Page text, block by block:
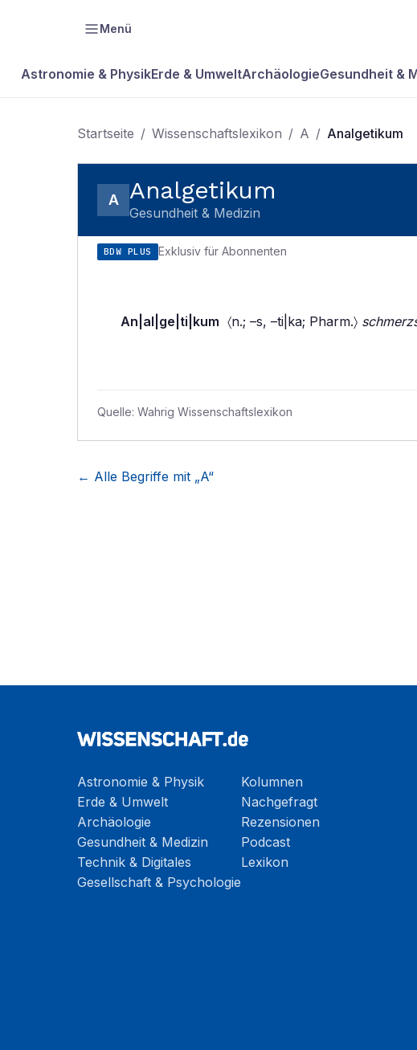
Menü
Astronomie & PhysikErde & UmweltArchäologieGesundheit &
Startseite / Wissenschaftslexikon / A / Analgetikum
A Analgetikum
Gesundheit & Medizin
BDW PLUS Exklusiv für Abonnenten
An|al|ge|ti|kum 〈n.; –s, –ti|ka; Pharm.〉
Quelle: Wahrig Wissenschaftslexikon
← Alle Begriffe mit „A“
Astronomie & Physik
Erde & Umwelt
Archäologie
Gesundheit & Medizin
Technik & Digitales
Gesellschaft & Psychologie
Kolumnen
Nachgefragt
Rezensionen
Podcast
Lexikon